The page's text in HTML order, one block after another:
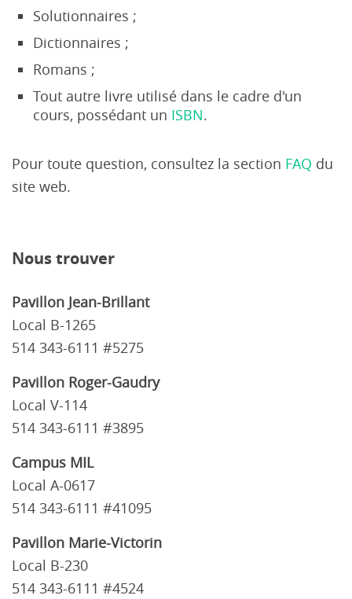
Solutionnaires ;
Dictionnaires ;
Romans ;
Tout autre livre utilisé dans le cadre d'un
cours, possédant un ISBN.
Pour toute question, consultez la section FAQ du
site web.
Nous trouver
Pavillon Jean-Brillant
Local B-1265
514 343-6111 #5275
Pavillon Roger-Gaudry
Local V-114
514 343-6111 #3895
Campus MIL
Local A-0617
514 343-6111 #41095
Pavillon Marie-Victorin
Local B-230
514 343-6111 #4524